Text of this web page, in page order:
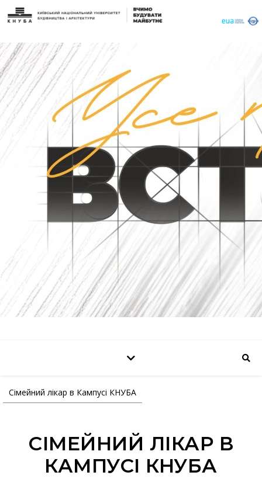
Сімейний лікар в Кампусі КНУБА
СІМЕЙНИЙ ЛІКАР В
КАМПУСІ КНУБА